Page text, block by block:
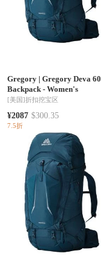
Gregory| Gregory Deva 60
Backpack - Women's
[美国]折扣挖宝区
¥2087 $300.35
7.5折